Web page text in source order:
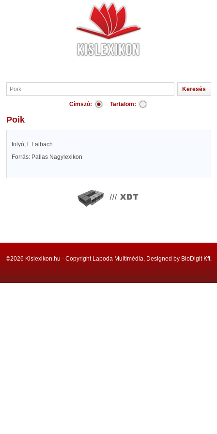
Címszó: Tartalom:
Poik
folyó, l. Laibach.
Forrás: Pallas Nagylexikon
©2026 Kislexikon.hu - Copyright Lapoda Multimédia, Designed by BioDigit Kft.